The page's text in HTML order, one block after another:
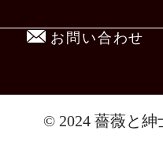
お問い合わせ
© 2024 薔薇と紳